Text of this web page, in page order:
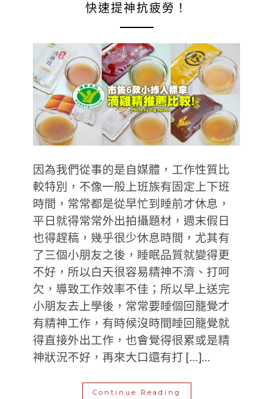
快速提神抗疲勞！
因為我們從事的是自媒體，工作性質比
較特別，不像一般上班族有固定上下班
時間，常常都是從早忙到睡前才休息，
平日就得常常外出拍攝題材，週末假日
也得趕稿，幾乎很少休息時間，尤其有
了三個小朋友之後，睡眠品質就變得更
不好，所以白天很容易精神不濟、打呵
欠，導致工作效率不佳；所以早上送完
小朋友去上學後，常常要睡個回籠覺才
有精神工作，有時候沒時間睡回籠覺就
得直接外出工作，也會覺得很累或是精
神狀況不好，再來大口還有打 […]…
Continue Reading